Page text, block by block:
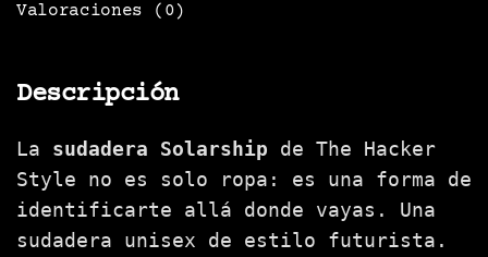
Valoraciones (0)
Descripción
La sudadera Solarship de The Hacker
Style no es solo ropa: es una forma de
identificarte allá donde vayas. Una
sudadera unisex de estilo futurista.